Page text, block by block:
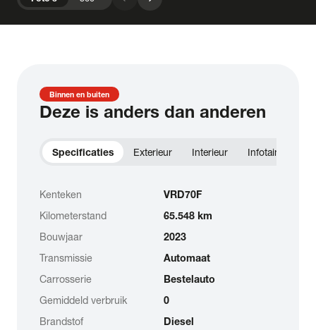
Binnen en buiten
Deze is anders dan anderen
Specificaties Exterieur Interieur Infotainment
Kenteken
VRD70F
Kilometerstand
65.548 km
Bouwjaar
2023
Transmissie
Automaat
Carrosserie
Bestelauto
Gemiddeld verbruik
0
Brandstof
Diesel